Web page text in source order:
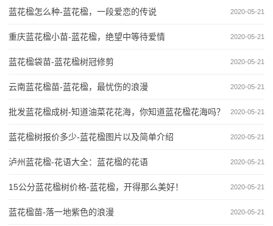
2020-05-21
蓝花楹怎么种-蓝花楹，一段爱恋的传说
2020-05-21
重庆蓝花楹小苗-蓝花楹，绝望中等待爱情
2020-05-21
蓝花楹袋苗-蓝花楹树冠修剪
2020-05-21
云南蓝花楹苗-蓝花楹，最忧伤的浪漫
2020-05-21
批发蓝花楹成树-知道油菜花花海，你知道蓝花楹花海吗？
2020-05-21
蓝花楹树报价多少-蓝花楹图片以及简单介绍
2020-05-21
泸州蓝花楹-花语大全：蓝花楹的花语
2020-05-21
15公分蓝花楹树价格-蓝花楹，开得那么美好！
2020-05-21
蓝花楹苗-落一地紫色的浪漫